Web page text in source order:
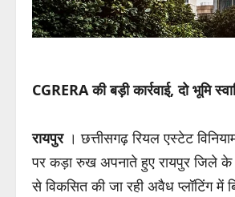
CGRERA की बड़ी कार्रवाई, दो भूमि
रायपुर। छत्तीसगढ़ रियल एस्टेट
पर कड़ा रुख अपनाते हुए रायपुर जिले के
से विकसित की जा रही अवैध प्लॉटिंग में